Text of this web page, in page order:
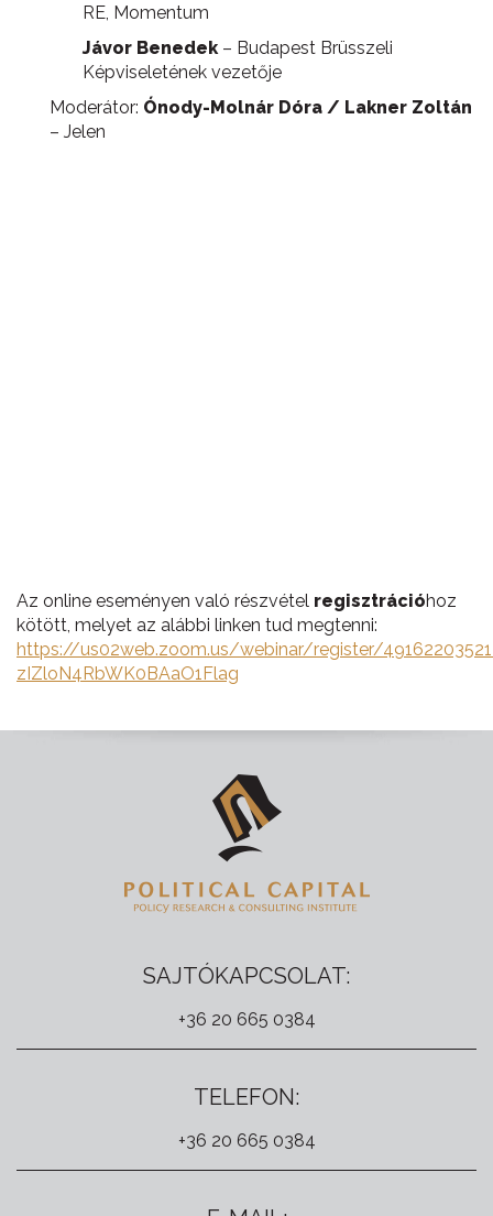
RE, Momentum
Jávor Benedek – Budapest Brüsszeli
Képviseletének vezetője
Moderátor: Ónody-Molnár Dóra / Lakner Zoltán
– Jelen
Az online eseményen való részvétel regisztrációhoz
kötött, melyet az alábbi linken tud megtenni:
https://us02web.zoom.us/webinar/register/
zIZloN4RbWK0BAaO1Flag
SAJTÓKAPCSOLAT:
+36 20 665 0384
TELEFON:
+36 20 665 0384